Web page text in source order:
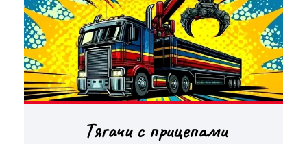
Тягачи с прицепами